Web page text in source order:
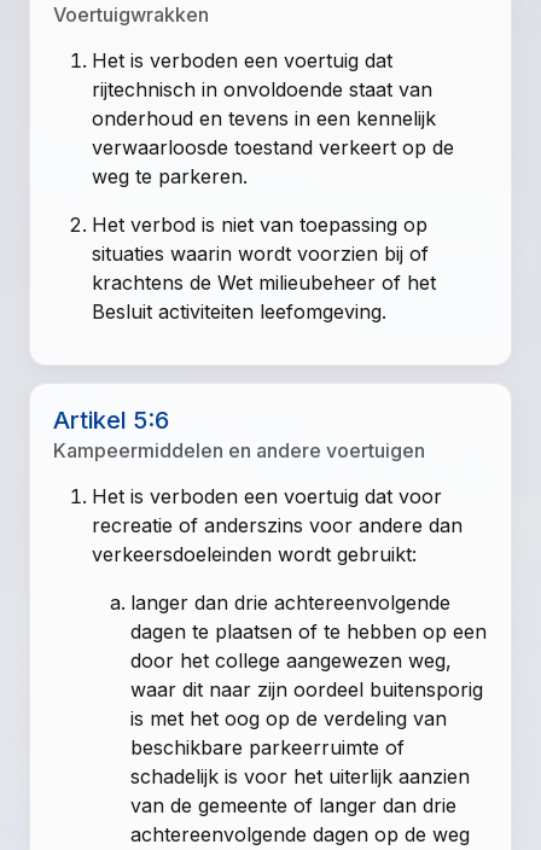
Voertuigwrakken
Het is verboden een voertuig dat
rijtechnisch in onvoldoende staat van
onderhoud en tevens in een kennelijk
verwaarloosde toestand verkeert op de
weg te parkeren.
Het verbod is niet van toepassing op
situaties waarin wordt voorzien bij of
krachtens de Wet milieubeheer of het
Besluit activiteiten leefomgeving.
Artikel 5:6
Kampeermiddelen en andere voertuigen
Het is verboden een voertuig dat voor
recreatie of anderszins voor andere dan
verkeersdoeleinden wordt gebruikt:
langer dan drie achtereenvolgende
dagen te plaatsen of te hebben op een
door het college aangewezen weg,
waar dit naar zijn oordeel buitensporig
is met het oog op de verdeling van
beschikbare parkeerruimte of
schadelijk is voor het uiterlijk aanzien
van de gemeente of langer dan drie
achtereenvolgende dagen op de weg